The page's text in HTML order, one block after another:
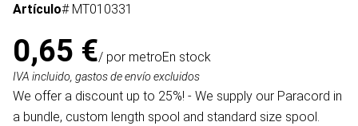
Artículo# MT010331
0,65 €/ por metroEn stock
IVA incluido, gastos de envío excluidos
We offer a discount up to 25%! - We supply our Paracord in
a bundle, custom length spool and standard size spool.